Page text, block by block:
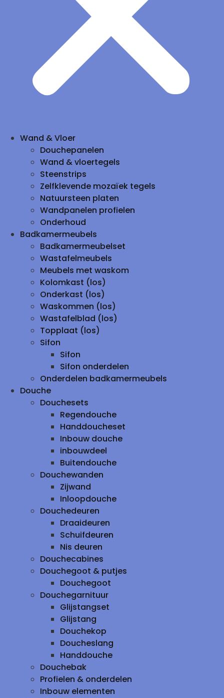
Wand & Vloer
Douchepanelen
Wand & vloertegels
Steenstrips
Zelfklevende mozaïek tegels
Natuursteen platen
Wandpanelen profielen
Onderhoud
Badkamermeubels
Badkamermeubelset
Wastafelmeubels
Meubels met waskom
Kolomkast (los)
Onderkast (los)
Waskommen (los)
Wastafelblad (los)
Topplaat (los)
Sifon
Sifon
Sifon onderdelen
Onderdelen badkamermeubels
Douche
Douchesets
Regendouche
Handdoucheset
Inbouw douche
inbouwdeel
Buitendouche
Douchewanden
Zijwand
Inloopdouche
Douchedeuren
Draaideuren
Schuifdeuren
Nis deuren
Douchecabines
Douchegoot & putjes
Douchegoot
Douchegarnituur
Glijstangset
Glijstang
Douchekop
Doucheslang
Handdouche
Douchebak
Profielen & onderdelen
Inbouw elementen